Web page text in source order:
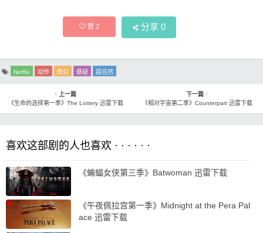
赞2 分享 0
Netflix 动作 奇幻 悬疑 超自然
上一篇
《生命的选择第一季》The Lottery 迅雷下载
下一篇
《相对宇宙第二季》Counterpart 迅雷下载
喜欢这部剧的人也喜欢 · · · · · ·
《蝙蝠女侠第三季》Batwoman 迅雷下载
《午夜佩拉宫第一季》Midnight at the Pera Pal
ace 迅雷下载